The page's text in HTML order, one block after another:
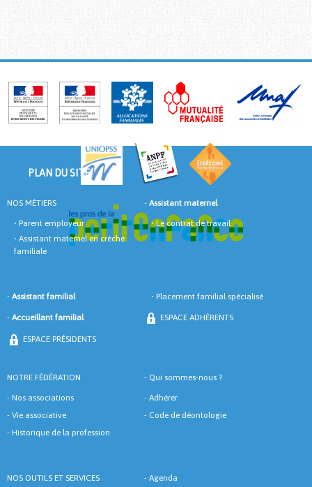
PLAN DU SITE
NOS MÉTIERS - Assistant maternel
• Parent employeur •Le contrat de travail
• Assistant maternel en crèche
familiale
- Assistant familial • Placement familial spécialisé
- Accueillant familial ESPACE ADHÈRENTS
ESPACE PRÉSIDENTS
NOTRE FÉDÉRATION - Qui sommes-nous ?
- Nos associations - Adhérer
- Vie associative - Code de déontologie
- Historique de la profession
NOS OUTILS ET SERVICES - Agenda